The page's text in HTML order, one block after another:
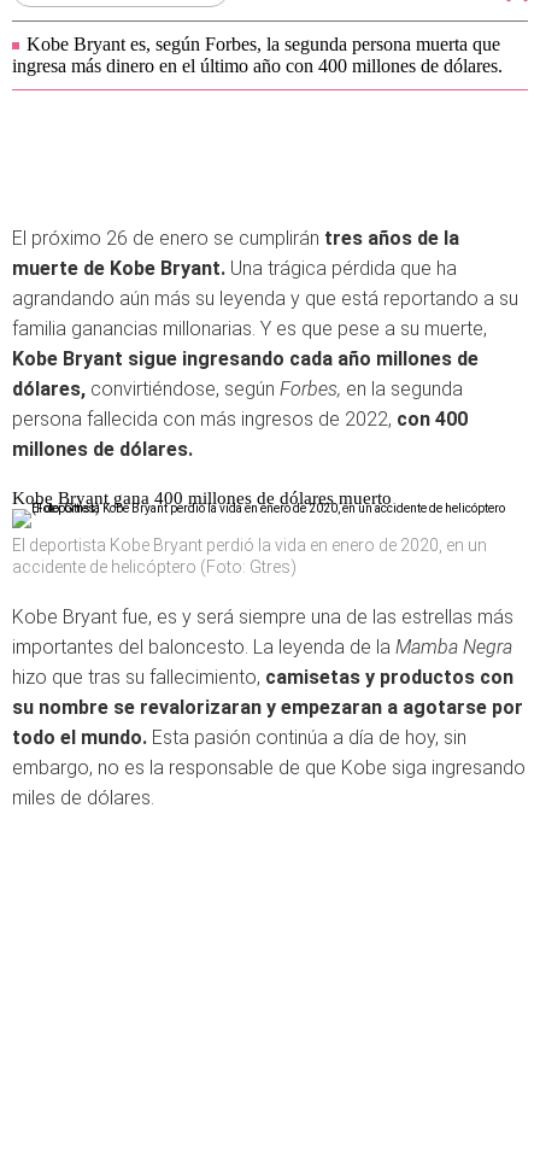
Kobe Bryant es, según Forbes, la segunda persona muerta que
ingresa más dinero en el último año con 400 millones de dólares.
El próximo 26 de enero se cumplirán tres años de la
muerte de Kobe Bryant. Una trágica pérdida que ha
agrandando aún más su leyenda y que está reportando a su
familia ganancias millonarias. Y es que pese a su muerte,
Kobe Bryant sigue ingresando cada año millones de
dólares, convirtiéndose, según Forbes, en la segunda
persona fallecida con más ingresos de 2022, con 400
millones de dólares.
Kobe Bryant gana 400 millones de dólares muerto
El deportista Kobe Bryant perdió la vida en enero de 2020, en un
accidente de helicóptero (Foto: Gtres)
Kobe Bryant fue, es y será siempre una de las estrellas más
importantes del baloncesto. La leyenda de la Mamba Negra
hizo que tras su fallecimiento, camisetas y productos con
su nombre se revalorizaran y empezaran a agotarse por
todo el mundo. Esta pasión continúa a día de hoy, sin
embargo, no es la responsable de que Kobe siga ingresando
miles de dólares.